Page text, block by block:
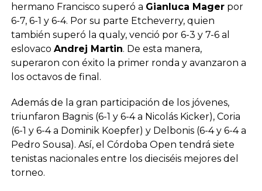
hermano Francisco superó a Gianluca Magerpor
6-7, 6-1 y 6-4. Por su parte Etcheverry, quien
también superó la qualy, venció por 6-3 y 7-6 al
eslovaco Andrej Martin. De esta manera,
superaron con éxito la primer ronda y avanzaron a
los octavos de final.
Además de la gran participación de los jóvenes,
triunfaron Bagnis (6-1 y 6-4 a Nicolás Kicker), Coria
(6-1 y 6-4 a Dominik Koepfer) y Delbonis (6-4 y 6-4 a
Pedro Sousa). Así, el Córdoba Open tendrá siete
tenistas nacionales entre los dieciséis mejores del
torneo.